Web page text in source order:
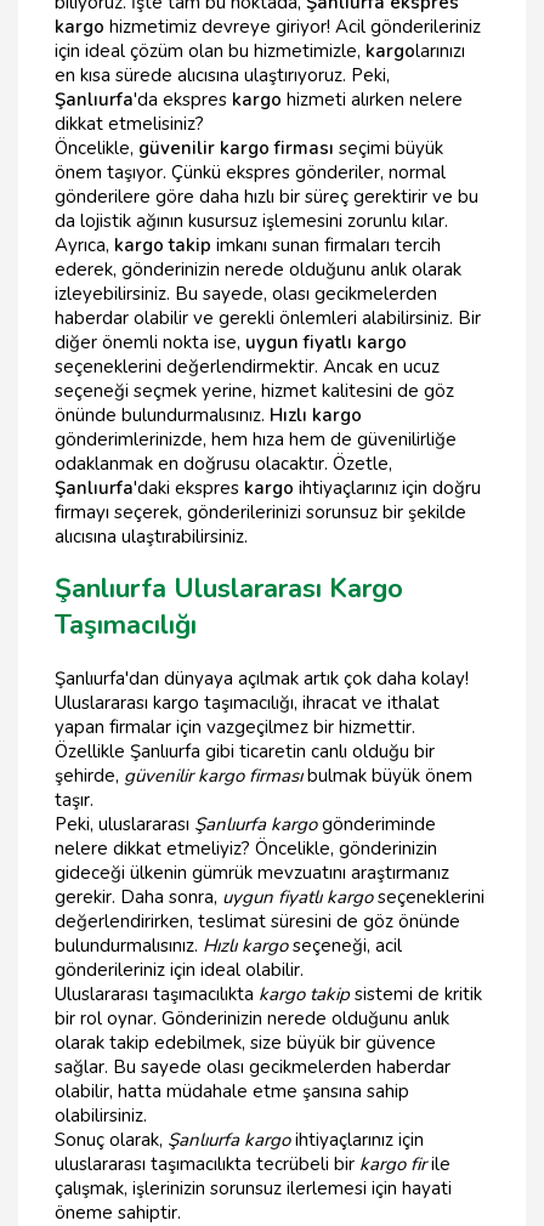
kargo hizmetimiz devreye giriyor! Acil gönderileriniz
için ideal çözüm olan bu hizmetimizle, kargolarınızı
en kısa sürede alıcısına ulaştırıyoruz. Peki,
Şanlıurfa'da ekspres kargo hizmeti alırken nelere
dikkat etmelisiniz?
Öncelikle, güvenilir kargo firması seçimi büyük
önem taşıyor. Çünkü ekspres gönderiler, normal
gönderilere göre daha hızlı bir süreç gerektirir ve bu
da lojistik ağının kusursuz işlemesini zorunlu kılar.
Ayrıca, kargo takip imkanı sunan firmaları tercih
ederek, gönderinizin nerede olduğunu anlık olarak
izleyebilirsiniz. Bu sayede, olası gecikmelerden
haberdar olabilir ve gerekli önlemleri alabilirsiniz. Bir
diğer önemli nokta ise, uygun fiyatlı kargo
seçeneklerini değerlendirmektir. Ancak en ucuz
seçeneği seçmek yerine, hizmet kalitesini de göz
önünde bulundurmalısınız. Hızlı kargo
gönderimlerinizde, hem hıza hem de güvenilirliğe
odaklanmak en doğrusu olacaktır. Özetle,
Şanlıurfa'daki ekspres kargo ihtiyaçlarınız için doğru
firmayı seçerek, gönderilerinizi sorunsuz bir şekilde
alıcısına ulaştırabilirsiniz.
Şanlıurfa Uluslararası Kargo
Taşımacılığı
Şanlıurfa'dan dünyaya açılmak artık çok daha kolay!
Uluslararası kargo taşımacılığı, ihracat ve ithalat
yapan firmalar için vazgeçilmez bir hizmettir.
Özellikle Şanlıurfa gibi ticaretin canlı olduğu bir
şehirde, güvenilir kargo firmasıbulmak büyük önem
taşır.
Peki, uluslararası Şanlıurfa kargogönderiminde
nelere dikkat etmeliyiz? Öncelikle, gönderinizin
gideceği ülkenin gümrük mevzuatını araştırmanız
gerekir. Daha sonra, uygun fiyatlı kargoseçeneklerini
değerlendirirken, teslimat süresini de göz önünde
bulundurmalısınız. Hızlı kargoseçeneği, acil
gönderileriniz için ideal olabilir.
Uluslararası taşımacılıkta kargo takipsistemi de kritik
bir rol oynar. Gönderinizin nerede olduğunu anlık
olarak takip edebilmek, size büyük bir güvence
sağlar. Bu sayede olası gecikmelerden haberdar
olabilir, hatta müdahale etme şansına sahip
olabilirsiniz.
Sonuç olarak, Şanlıurfa kargoihtiyaçlarınız için
uluslararası taşımacılıkta tecrübeli bir kargo firile
çalışmak, işlerinizin sorunsuz ilerlemesi için hayati
öneme sahiptir.